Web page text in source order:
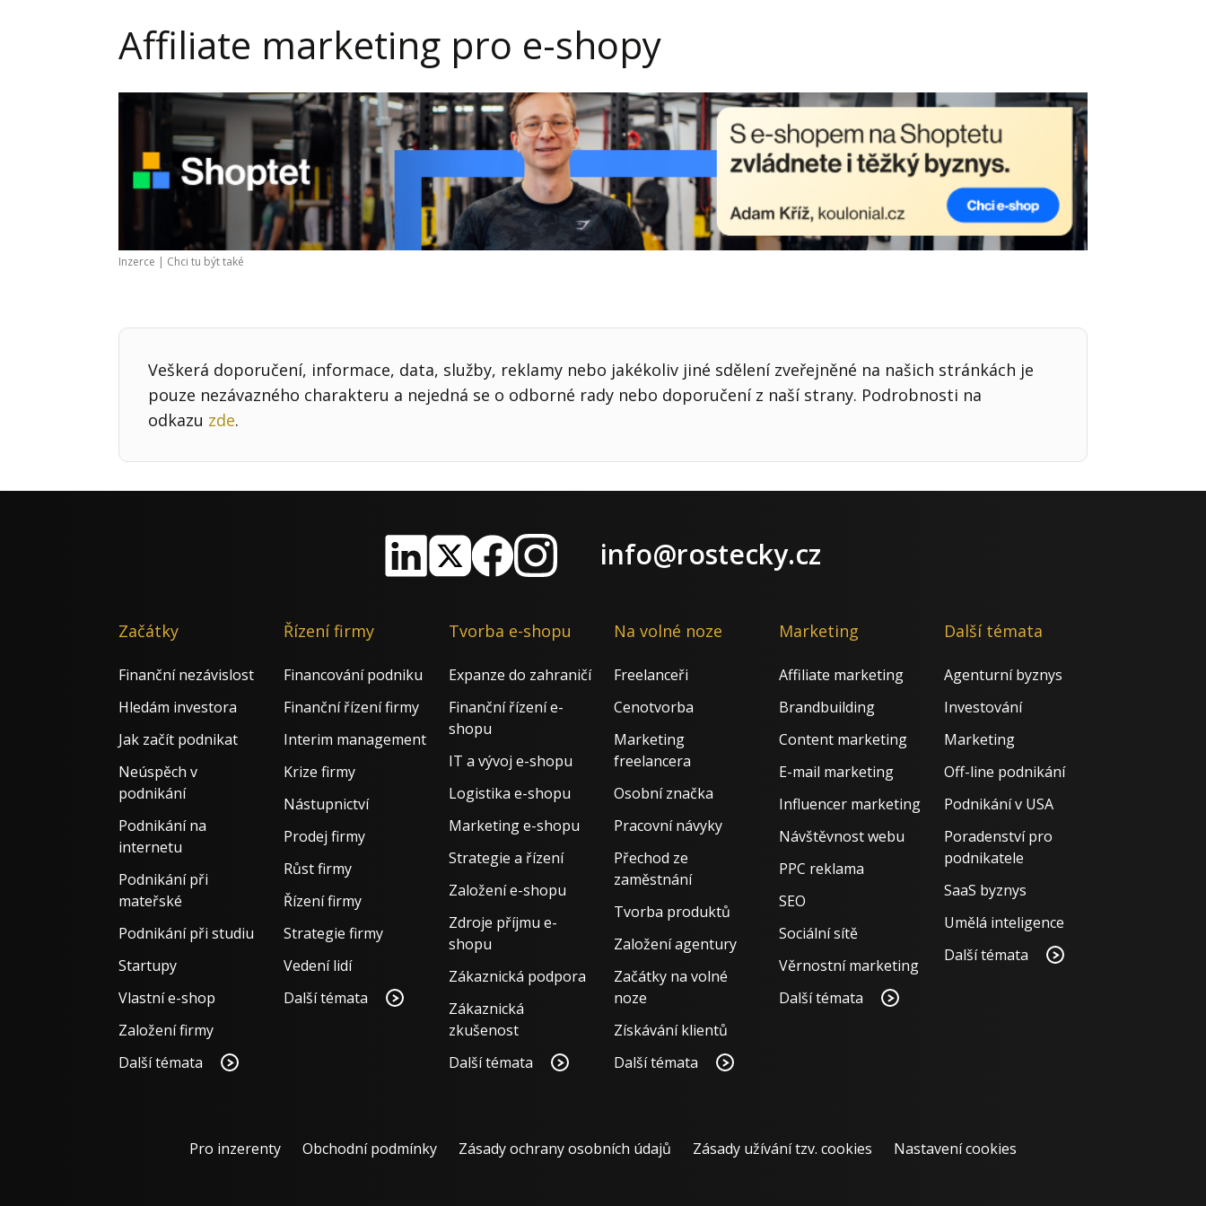
Interim management
Krizové řízení firmy
Management firmy
Projektové řízení
Restrukturalizace podniku
Řízení firmy
Vzdělávání manažerů
Ziskovost firmy
Já v médiích
Affiliate marketing pro e-shopy
Inzerce | Chci tu být také
Veškerá doporučení, informace, data, služby, reklamy nebo jakékoliv jiné sdělení zveřejněné na našich stránkách je
pouze nezávazného charakteru a nejedná se o odborné rady nebo doporučení z naší strany. Podrobnosti na
odkazu zde.
info@rostecky.cz
Začátky
Finanční nezávislost
Hledám investora
Jak začít podnikat
Neúspěch v
podnikání
Podnikání na
internetu
Podnikání při
mateřské
Podnikání při studiu
Startupy
Vlastní e-shop
Založení firmy
Další témata
Řízení firmy
Financování podniku
Finanční řízení firmy
Interim management
Krize firmy
Nástupnictví
Prodej firmy
Růst firmy
Řízení firmy
Strategie firmy
Vedení lidí
Další témata
Tvorba e-shopu
Expanze do zahraničí
Finanční řízení e-
shopu
IT a vývoj e-shopu
Logistika e-shopu
Marketing e-shopu
Strategie a řízení
Založení e-shopu
Zdroje příjmu e-
shopu
Zákaznická podpora
Zákaznická
zkušenost
Další témata
Na volné noze
Freelanceři
Cenotvorba
Marketing
freelancera
Osobní značka
Pracovní návyky
Přechod ze
zaměstnání
Tvorba produktů
Založení agentury
Začátky na volné
noze
Získávání klientů
Další témata
Marketing
Affiliate marketing
Brandbuilding
Content marketing
E-mail marketing
Influencer marketing
Návštěvnost webu
PPC reklama
SEO
Sociální sítě
Věrnostní marketing
Další témata
Další témata
Agenturní byznys
Investování
Marketing
Off-line podnikání
Podnikání v USA
Poradenství pro
podnikatele
SaaS byznys
Umělá inteligence
Další témata
Pro inzerenty Obchodní podmínky Zásady ochrany osobních údajů Zásady užívání tzv. cookies Nastavení cookies